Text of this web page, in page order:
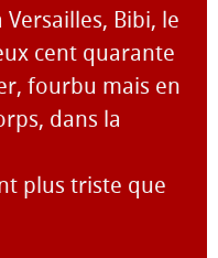
Bibi, le
cent quarante
fourbu mais en
dans la
plus triste que